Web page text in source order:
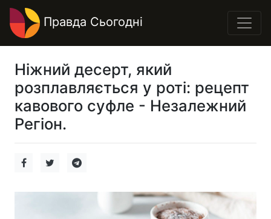
Правда Сьогодні
Ніжний десерт, який
розплавляється у роті: рецепт
кавового суфле - Незалежний
Регіон.